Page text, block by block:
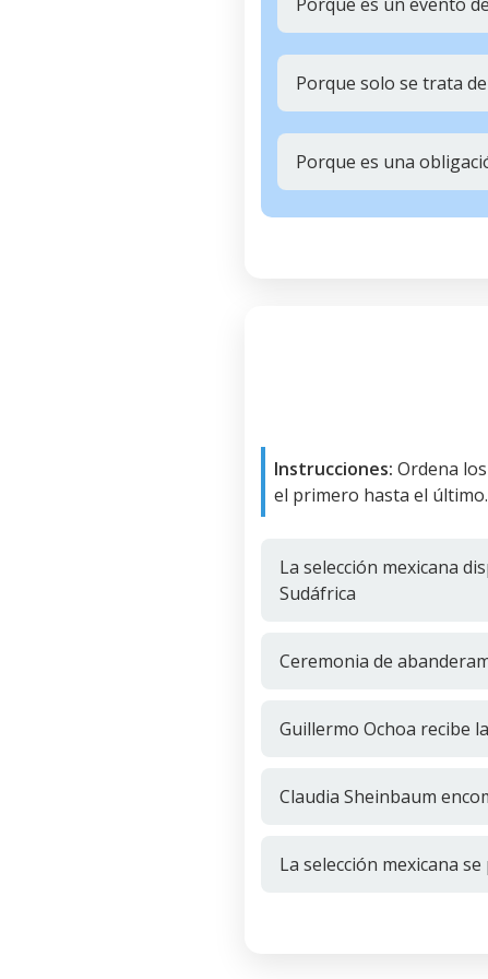
Porque solo se trata
Porque es una
Instrucciones: Ordena
el primero hasta el último.
La selección mexicana
Sudáfrica
Ceremonia de
Guillermo Ochoa recibe
Claudia Sheinbaum
La selección mexicana